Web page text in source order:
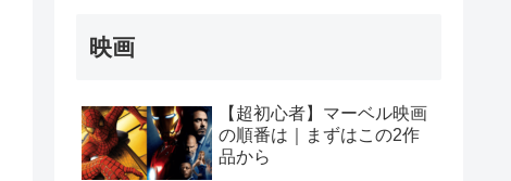
映画
【超初心者】マーベル映画
の順番は｜まずはこの2作
品から